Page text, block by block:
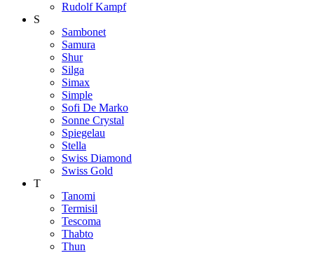
Rudolf Kampf
S
Sambonet
Samura
Shur
Silga
Simax
Simple
Sofi De Marko
Sonne Crystal
Spiegelau
Stella
Swiss Diamond
Swiss Gold
T
Tanomi
Termisil
Tescoma
Thabto
Thun